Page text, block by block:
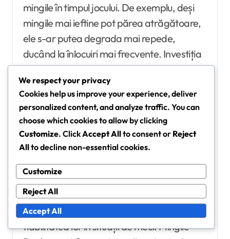
mingile în timpul jocului. De exemplu, deși
mingile mai ieftine pot părea atrăgătoare,
ele s-ar putea degrada mai repede,
ducând la înlocuiri mai frecvente. Investiția
în mingii de calitate superioară poate
economisi bani pe termen lung.
Recenzii și evaluări ale
utilizatorilor pentru diferite mărci
Recenziile utilizatorilor evidențiază adesea
diferențele de performanță între mărci.
Mingile Wilson primesc de obicei evaluări
ridicate pentru săritura și senzația lor
constantă, mulți jucători lăudând
fiabilitatea lor în situații de meci. Mingile
We respect your privacy
Cookies help us improve your experience, deliver
personalized content, and analyze traffic. You can
choose which cookies to allow by clicking
Customize. ClickAccept Allto consent or Reject
Allto decline non-essential cookies.
Customize
Reject All
Accept All